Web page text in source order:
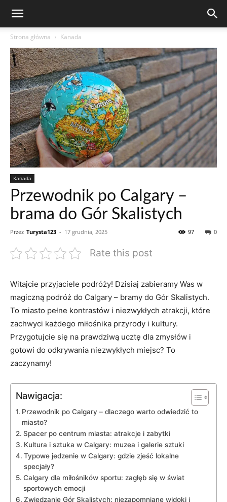
Strona główna Kanada
Kanada
Przewodnik po Calgary –
brama do Gór Skalistych
Przez Turysta123 - 17 grudnia, 2025 0
97
Rate this post
Witajcie przyjaciele podróży! Dzisiaj zabieramy Was w
magiczną podróż do Calgary –‌ bramy do Gór Skalistych.
To‌ miasto⁢ pełne kontrastów i niezwykłych‌ atrakcji, które
zachwyci każdego miłośnika przyrody i kultury.
Przygotujcie się na prawdziwą ucztę dla zmysłów i
gotowi⁤ do odkrywania niezwykłych miejsc? To
zaczynamy!
Nawigacja:
Przewodnik po Calgary – dlaczego warto​ odwiedzić to
miasto?
Spacer​ po centrum miasta: atrakcje⁤ i zabytki
Kultura i sztuka w Calgary: muzea i ⁢galerie sztuki
Typowe jedzenie w Calgary: gdzie zjeść lokalne
specjały?
Calgary ⁣dla miłośników sportu: zagłęb się ⁢w świat
⁣sportowych emocji
Zwiedzanie Gór Skalistych: niezapomniane​ widoki i